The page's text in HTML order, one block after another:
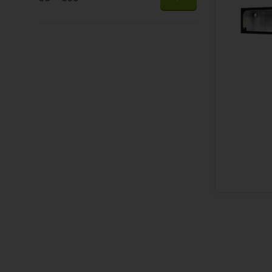
lichtdicht
diameters.
planten tot
zetten zijn
bestand
om er